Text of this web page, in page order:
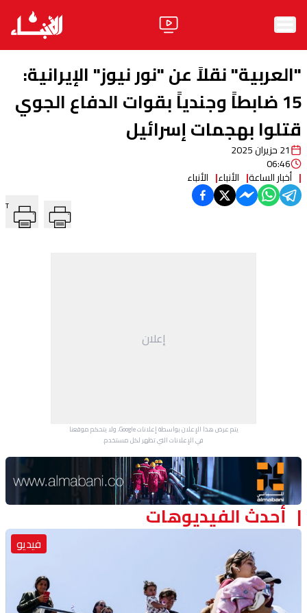
الأخبار
آراء
فيديو
مواقف
وليد جنبلاط
"العربية" نقلاً عن "نور نيوز" الإيرانية:
15 ضابطاً وجندياً بقوات الدفاع الجوي
قتلوا بهجمات إسرائيل
21 حزيران 2025
06:46
أخبار الساعة الأنباء الأنباء
T
إعلان
يتم عرض هذا الإعلان بواسطة إعلانات Google، ولا يتحكم موقعنا
في الإعلانات التي تظهر لكل مستخدم.
Advertisement Section
أحدث الفيديوهات
فيديو